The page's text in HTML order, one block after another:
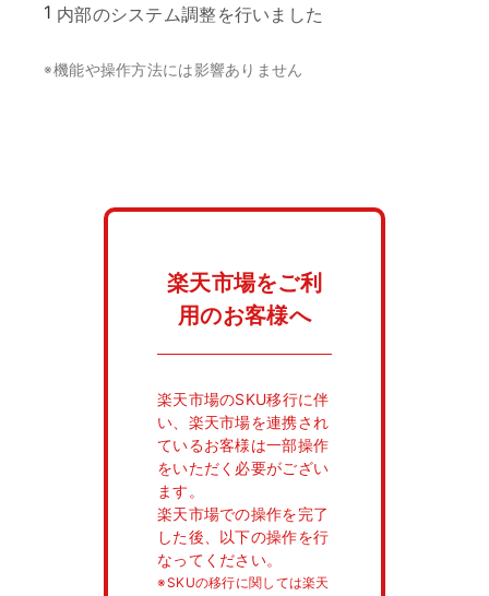
1 内部のシステム調整を行いました
※機能や操作方法には影響ありません
楽天市場をご利
用のお客様へ
楽天市場のSKU移行に伴
い、楽天市場を連携され
ているお客様は一部操作
をいただく必要がござい
ます。
楽天市場での操作を完了
した後、以下の操作を行
なってください。
※SKUの移行に関しては楽天